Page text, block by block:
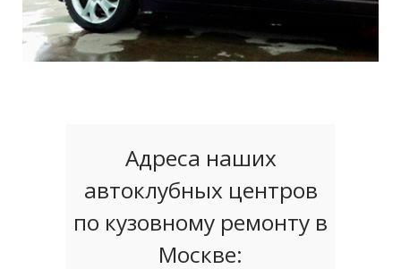
Адреса наших
автоклубных центров
по кузовному ремонту в
Москве: